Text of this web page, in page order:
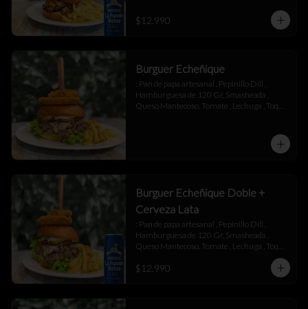
$12.990
Burguer Echeñique
: Pan de papa artesanal , Pepinillo Dill ,
Hamburguesa de 120 Gr, Smasheada ,
Queso Mantecoso, Tomate , Lechuga , Toque
Burguer Echeñique Doble +
Cerveza Lata
: Pan de papa artesanal , Pepinillo Dill ,
Hamburguesa de 120 Gr, Smasheada ,
Queso Mantecoso, Tomate , Lechuga , Toque
$12.990